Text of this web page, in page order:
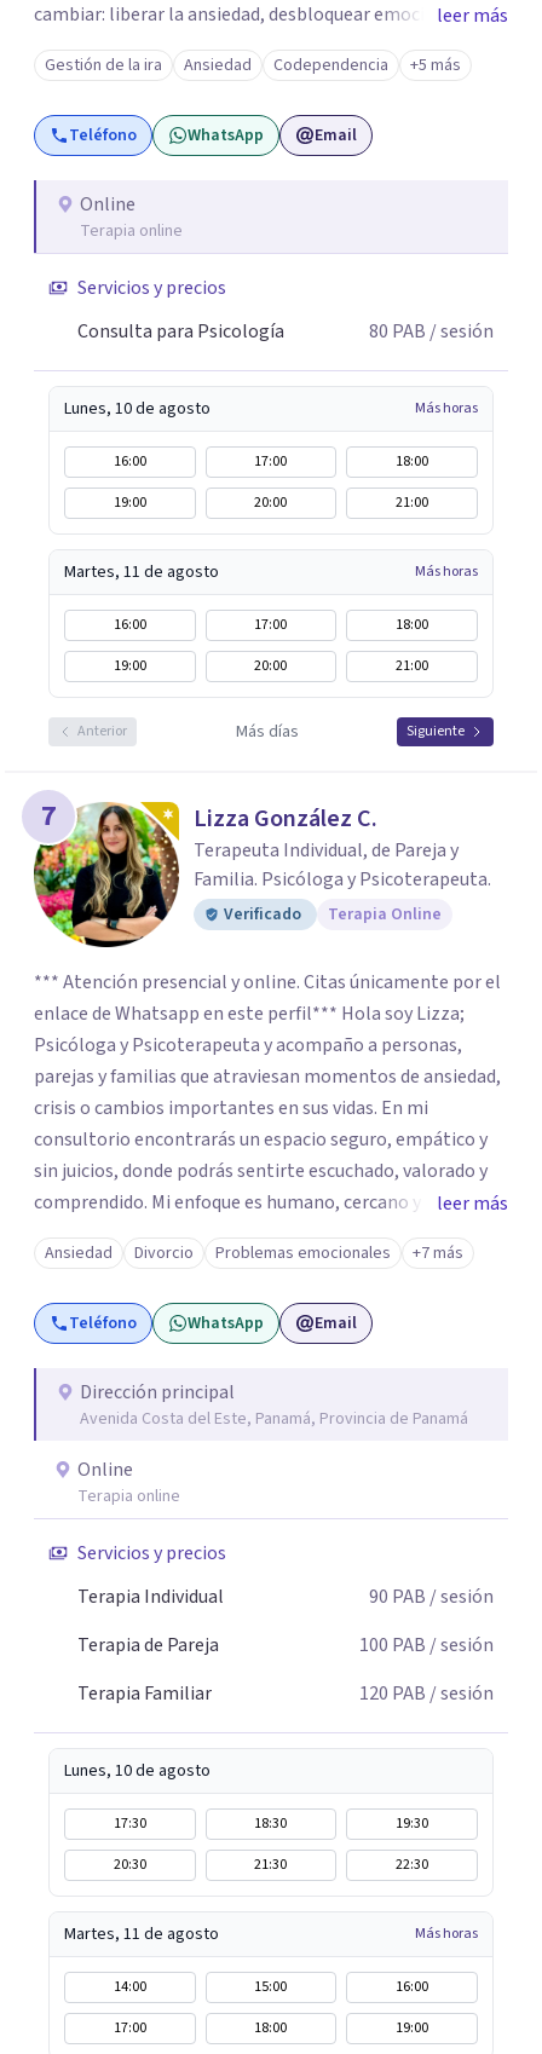
cambiar: liberar la ansiedad, desbloquear emociones,
atravesar crisis personales o reconectar con un propósito
que les permita vivir con mayor bienestar y plenitud. A
través de mi guía podrás comprender el origen de tus
patrones emocionales y generar cambios reales y
y transformación. Creo profundamente que cada persona
tiene dentro de sí los recursos; a veces solo necesitamos
herramientas adecuadas para poder verlo con claridad.
leer más
Gestión de la ira Ansiedad Codependencia +5 más
Teléfono WhatsApp Email
Online
Terapia online
Servicios y precios
Consulta para Psicología
80 PAB / sesión
Lunes, 10 de agosto Más horas
16:00 17:00
18:00
19:00
20:00 21:00
Martes, 11 de agosto Más horas
16:00 17:00
18:00
19:00
20:00 21:00
Anterior Más días Siguiente
7 Lizza González C.
Terapeuta Individual, de Pareja y
Familia. Psicóloga y Psicoterapeuta.
Verificado Terapia Online
*** Atención presencial y online. Citas únicamente por el
enlace de Whatsapp en este perfil*** Hola soy Lizza;
Psicóloga y Psicoterapeuta y acompaño a personas,
parejas y familias que atraviesan momentos de ansiedad,
crisis o cambios importantes en sus vidas. En mi
consultorio encontrarás un espacio seguro, empático y
sin juicios, donde podrás sentirte escuchado, valorado y
comprendido. Mi enfoque es humano, cercano y
respetuoso de tu historia, y siempre trabajando a tu
ritmo para ayudarte a encontrar mayor calma, claridad y
conexión emocional.
leer más
Ansiedad Divorcio Problemas emocionales +7 más
Teléfono WhatsApp Email
Dirección principal
Avenida Costa del Este, Panamá, Provincia de Panamá
Online
Terapia online
Servicios y precios
Terapia Individual
90 PAB / sesión
Terapia de Pareja
100 PAB / sesión
Terapia Familiar
120 PAB / sesión
Lunes, 10 de agosto
17:30 18:30
19:30
20:30
21:30 22:30
Martes, 11 de agosto Más horas
14:00 15:00
16:00
17:00
18:00 19:00